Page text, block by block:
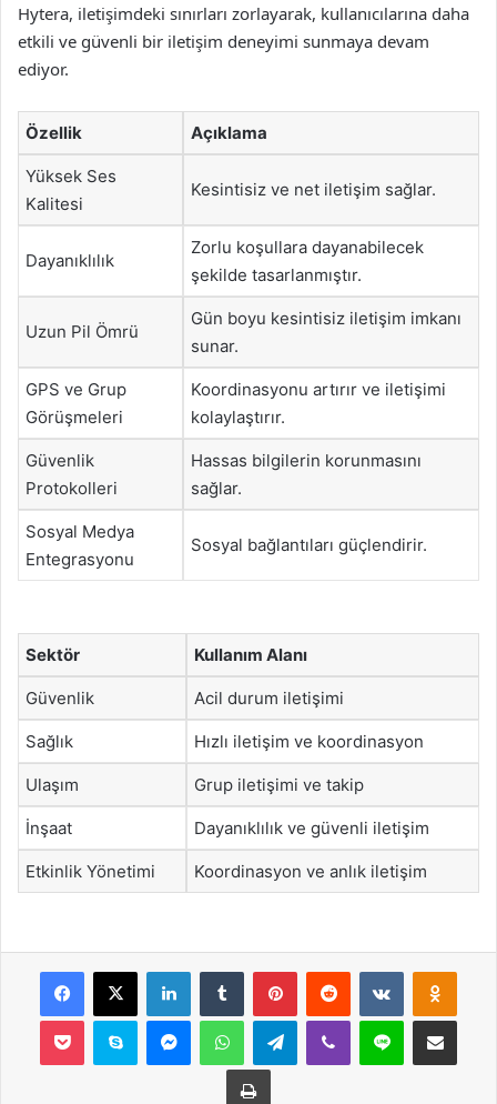
Hytera, iletişimdeki sınırları zorlayarak, kullanıcılarına daha
etkili ve güvenli bir iletişim deneyimi sunmaya devam
ediyor.
Özellik Açıklama
Yüksek Ses
Kalitesi
Kesintisiz ve net iletişim sağlar.
Dayanıklılık
Zorlu koşullara dayanabilecek
şekilde tasarlanmıştır.
Uzun Pil Ömrü
Gün boyu kesintisiz iletişim imkanı
sunar.
GPS ve Grup
Görüşmeleri
Koordinasyonu artırır ve iletişimi
kolaylaştırır.
Güvenlik
Protokolleri
Hassas bilgilerin korunmasını
sağlar.
Sosyal Medya
Entegrasyonu
Sosyal bağlantıları güçlendirir.
Sektör Kullanım Alanı
Güvenlik Acil durum iletişimi
Sağlık Hızlı iletişim ve koordinasyon
Ulaşım Grup iletişimi ve takip
İnşaat Dayanıklılık ve güvenli iletişim
Etkinlik Yönetimi Koordinasyon ve anlık iletişim
Facebook
X LinkedInTumblr PinterestReddit VKontakte
Pocket Skype MessengerWhatsAppTelegramViber Line E-Posta ile
Yazdır